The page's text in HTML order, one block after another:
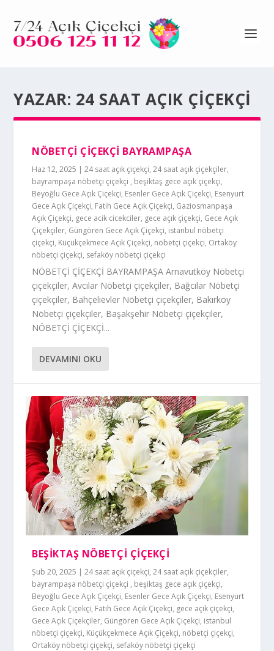
YAZAR: 24 SAAT AÇIK ÇIÇEKÇI
NÖBETÇİ ÇİÇEKÇİ BAYRAMPAŞA
Haz 12, 2025 |24 saat açık çiçekçi,24 saat açık çiçekçiler,
bayrampaşa nöbetçi çiçekçi , beşiktaş gece açık çiçekçi,
Beyoğlu Gece Açık Çiçekçi, Esenler Gece Açık Çiçekçi, Esenyurt
Gece Açık Çiçekçi, Fatih Gece Açık Çiçekçi, Gaziosmanpaşa
Açık Çiçekçi, gece acik cicekciler, gece açık çiçekçi, Gece Açık
Çiçekçiler, Güngören Gece Açık Çiçekçi, istanbul nöbetçi
çiçekçi, Küçükçekmece Açık Çiçekçi, nöbetçi çiçekçi, Ortaköy
nöbetçi çiçekçi, sefaköy nöbetçi çiçekçi
NÖBETÇİ ÇİÇEKÇİ BAYRAMPAŞA Arnavutköy Nöbetçi
çiçekçiler, Avcılar Nöbetçi çiçekçiler, Bağcılar Nöbetçi
çiçekçiler, Bahçelievler Nöbetçi çiçekçiler, Bakırköy
Nöbetçi çiçekçiler, Başakşehir Nöbetçi çiçekçiler,
NÖBETÇİ ÇİÇEKÇİ...
DEVAMINI OKU
BEŞIKTAŞ NÖBETÇI ÇIÇEKÇI
Şub 20, 2025 |24 saat açık çiçekçi,24 saat açık çiçekçiler,
bayrampaşa nöbetçi çiçekçi , beşiktaş gece açık çiçekçi,
Beyoğlu Gece Açık Çiçekçi, Esenler Gece Açık Çiçekçi, Esenyurt
Gece Açık Çiçekçi, Fatih Gece Açık Çiçekçi, gece açık çiçekçi,
Gece Açık Çiçekçiler, Güngören Gece Açık Çiçekçi, istanbul
nöbetçi çiçekçi, Küçükçekmece Açık Çiçekçi, nöbetçi çiçekçi,
Ortaköy nöbetçi çiçekçi, sefaköy nöbetçi çiçekçi